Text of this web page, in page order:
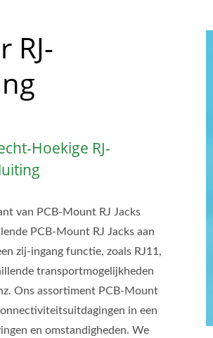
RJ-
Hoekige RJ-
van PCB-Mount RJ Jacks
PCB-Mount RJ Jacks aan
zij-ingang functie, zoals RJ11,
transportmogelijkheden
Ons assortiment PCB-Mount
in een
en omstandigheden. We